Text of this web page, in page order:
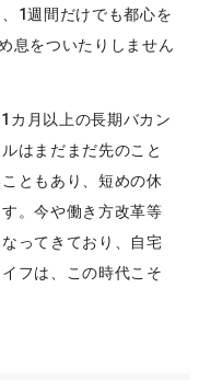
1週間だけでも都心を
息をついたりしません
カ月以上の長期バカン
はまだまだ先のこと
ともあり、短めの休
。今や働き方改革等
ってきており、自宅
フは、この時代こそ